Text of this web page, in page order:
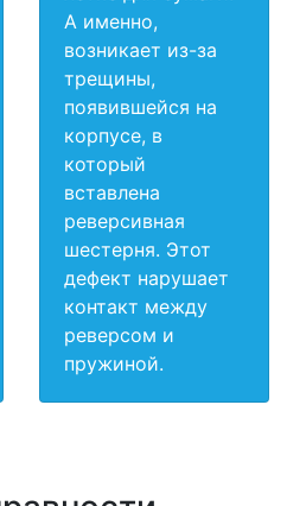
А именно,
возникает из-за
трещины,
появившейся на
корпусе, в
который
вставлена
реверсивная
шестерня. Этот
дефект нарушает
контакт между
реверсом и
пружиной.